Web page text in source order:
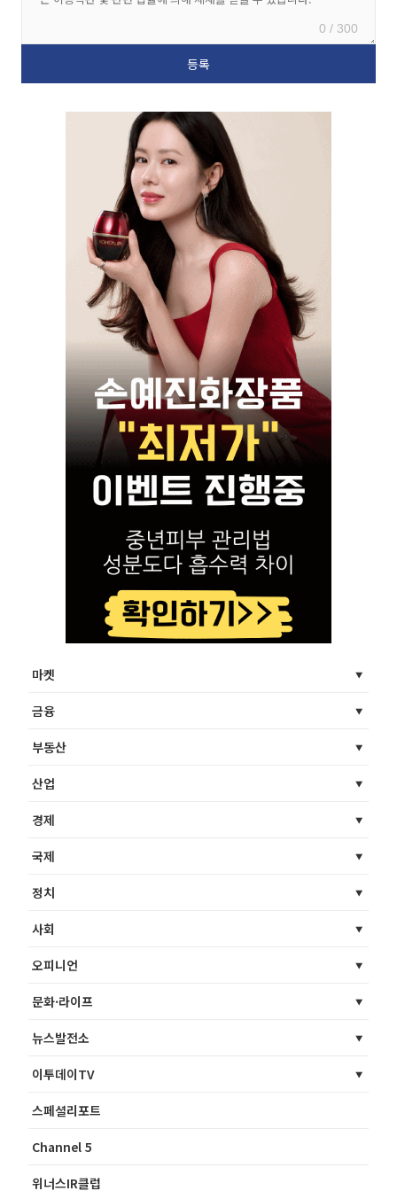
0 / 300
마켓
금융
부동산
산업
경제
국제
정치
사회
오피니언
문화·라이프
뉴스발전소
이투데이TV
스페셜리포트
Channel 5
위너스IR클럽